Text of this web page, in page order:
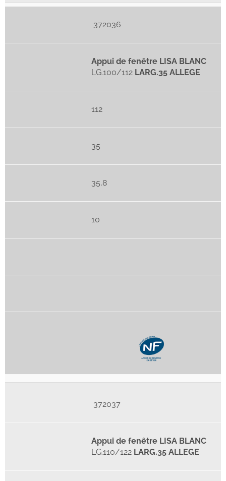
372036
Appui de fenêtre LISA BLANC
LG.100/112 LARG.35 ALLEGE
112
35
35,8
10
372037
Appui de fenêtre LISA BLANC
LG.110/122 LARG.35 ALLEGE